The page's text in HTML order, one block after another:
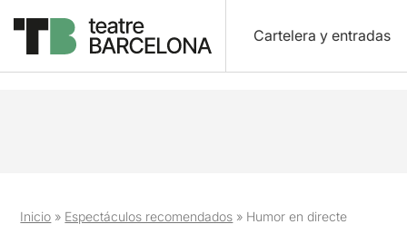
Cartelera y entradas
Inicio » Espectáculos recomendados » Humor en directe